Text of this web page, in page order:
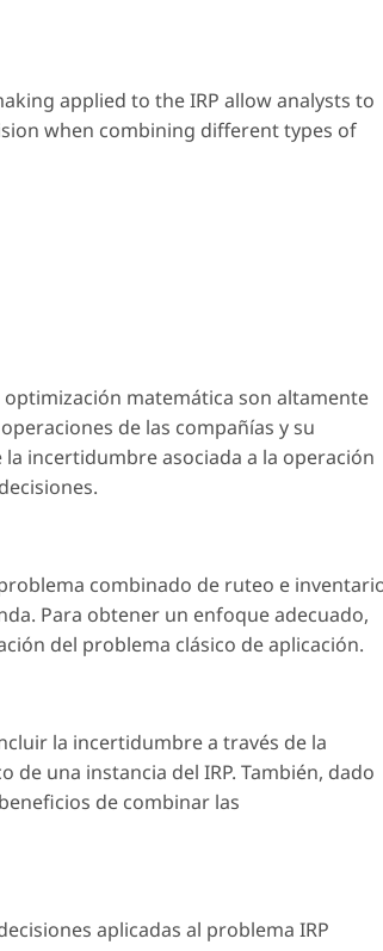
applied to the IRP allow analysts to
when combining different types of
matemática son altamente
de las compañías y su
incertidumbre asociada a la operación
combinado de ruteo e
Para obtener un enfoque adecuado,
del problema clásico de aplicación.
la incertidumbre a través de la
una instancia del IRP. También, dado
de combinar las
aplicadas al problema IRP